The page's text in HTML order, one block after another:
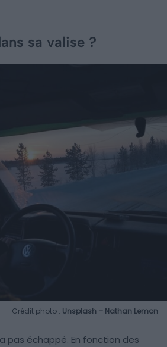
sa valise ?
Crédit photo : Unsplash – Nathan Lemon
pas échappé. En fonction des